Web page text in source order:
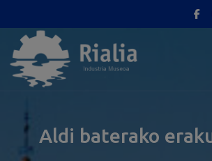
Aldi baterako